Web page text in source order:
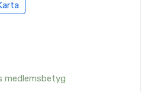
medlemsbetyg